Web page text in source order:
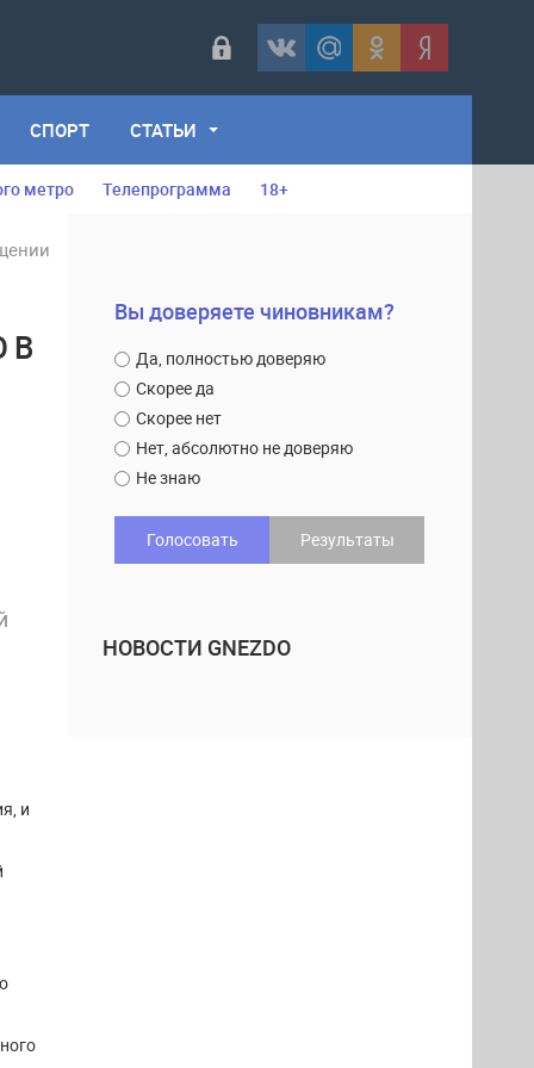
СПОРТ СТАТЬИ
метро Телепрограмма 18+
В
и
Вы доверяете чиновникам?
Да, полностью доверяю
Скорее да
Скорее нет
Нет, абсолютно не доверяю
Не знаю
Голосовать Результаты
НОВОСТИ GNEZDO